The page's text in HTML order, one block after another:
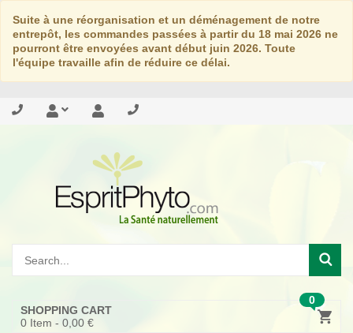
Suite à une réorganisation et un déménagement de notre
entrepôt, les commandes passées à partir du 18 mai 2026 ne
pourront être envoyées avant début juin 2026. Toute
l'équipe travaille afin de réduire ce délai.
0
SHOPPING CART
0 Item - 0,00 €